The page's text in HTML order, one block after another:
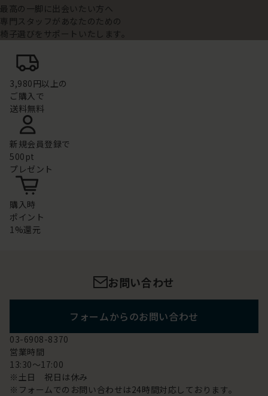
最高の一脚に出会いたい方へ
専門スタッフがあなたのための
椅子選びをサポートいたします。
3,980円以上の
ご購入で
送料無料
新規会員登録で
500pt
プレゼント
購入時
ポイント
1%還元
お問い合わせ
フォームからのお問い合わせ
03-6908-8370
営業時間
13:30～17:00
※土日 祝日は休み
※フォームでのお問い合わせは24時間対応しております。